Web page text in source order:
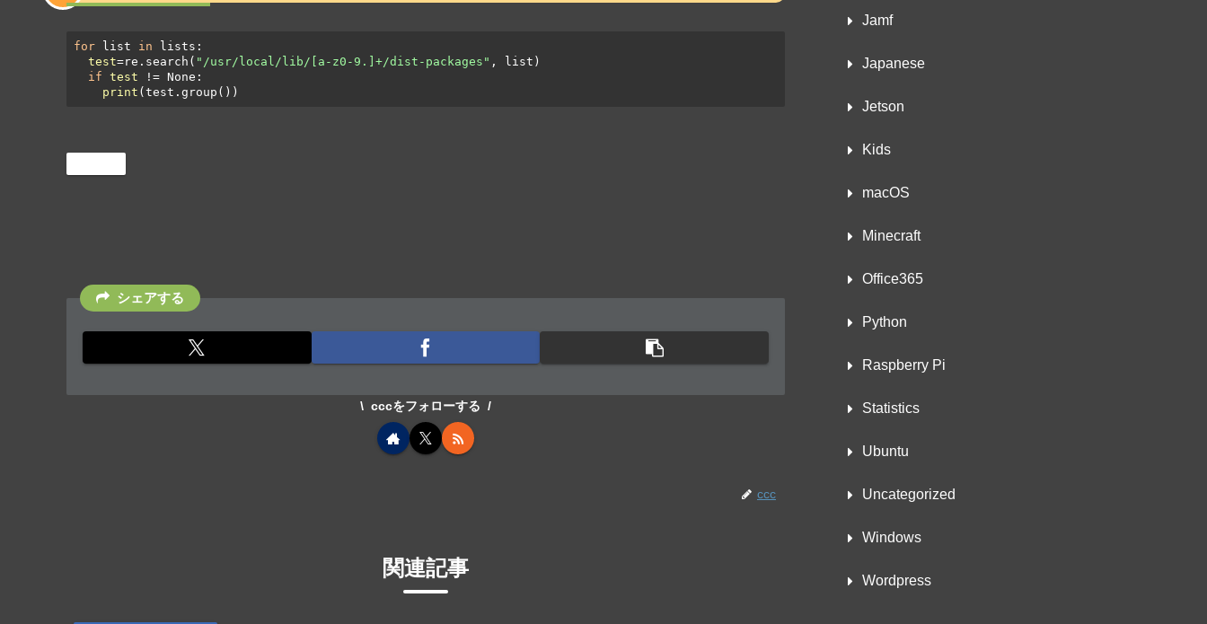
for list in lists:
test=re.search( "/usr/local/lib/[a-z0-9.]+/dist-packages" , list)
if test != None:
print (test.group())
シェアする
cccをフォローする
ccc
関連記事
Jamf
Japanese
Jetson
Kids
macOS
Minecraft
Office365
Python
Raspberry Pi
Statistics
Ubuntu
Uncategorized
Windows
Wordpress